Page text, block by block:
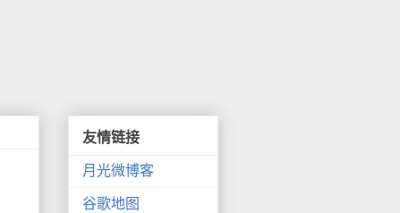
友情链接
月光微博客
谷歌地图